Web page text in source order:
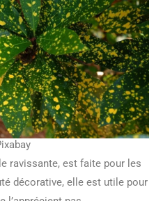
ravissante, est faite pour les
décorative, elle est utile pour